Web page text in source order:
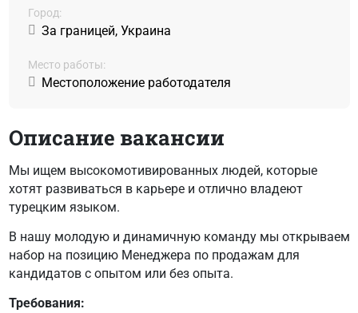
Город:
За границей, Украина
Место работы:
Местоположение работодателя
Описание вакансии
Мы ищем высокомотивированных людей, которые
хотят развиваться в карьере и отлично владеют
турецким языком.
В нашу молодую и динамичную команду мы открываем
набор на позицию Менеджера по продажам для
кандидатов с опытом или без опыта.
Требования: